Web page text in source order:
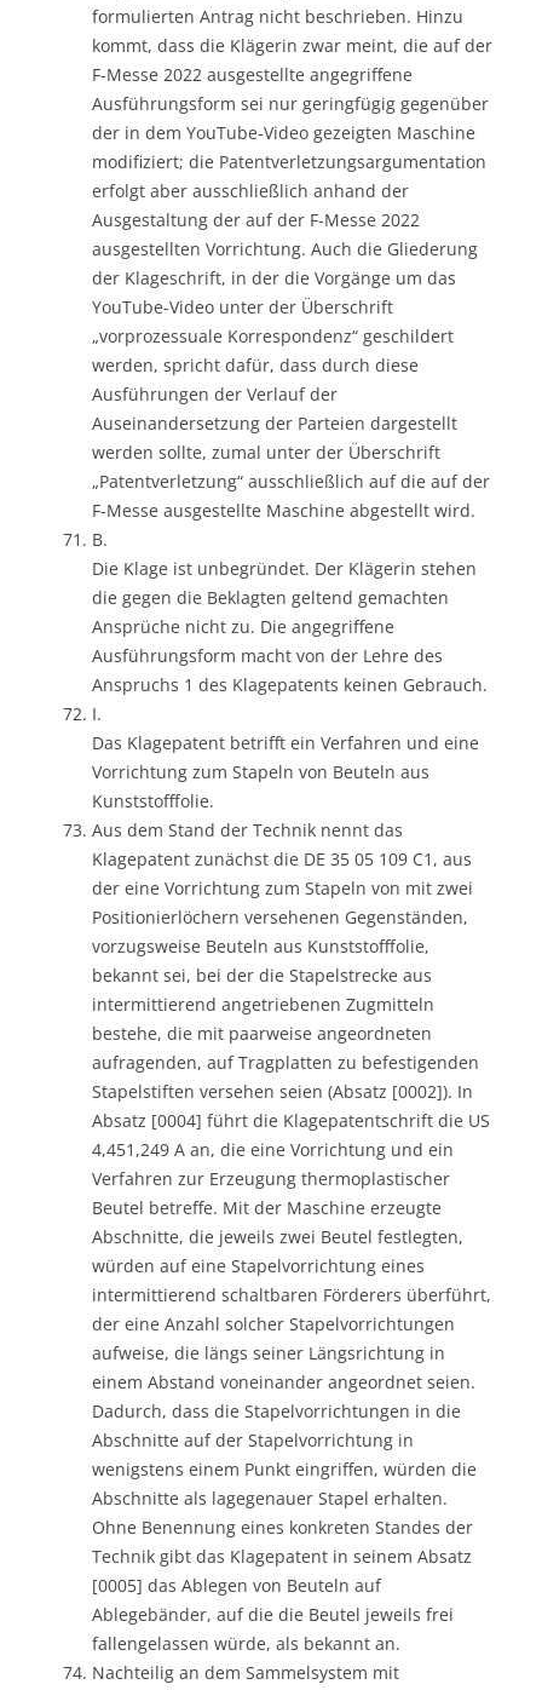
formulierten Antrag nicht beschrieben. Hinzu
kommt, dass die Klägerin zwar meint, die auf der
F-Messe 2022 ausgestellte angegriffene
Ausführungsform sei nur geringfügig gegenüber
der in dem YouTube-Video gezeigten Maschine
modifiziert; die Patentverletzungsargumentation
erfolgt aber ausschließlich anhand der
Ausgestaltung der auf der F-Messe 2022
ausgestellten Vorrichtung. Auch die Gliederung
der Klageschrift, in der die Vorgänge um das
YouTube-Video unter der Überschrift
„vorprozessuale Korrespondenz“ geschildert
werden, spricht dafür, dass durch diese
Ausführungen der Verlauf der
Auseinandersetzung der Parteien dargestellt
werden sollte, zumal unter der Überschrift
„Patentverletzung“ ausschließlich auf die auf der
F-Messe ausgestellte Maschine abgestellt wird.
B.
Die Klage ist unbegründet. Der Klägerin stehen
die gegen die Beklagten geltend gemachten
Ansprüche nicht zu. Die angegriffene
Ausführungsform macht von der Lehre des
Anspruchs 1 des Klagepatents keinen Gebrauch.
I.
Das Klagepatent betrifft ein Verfahren und eine
Vorrichtung zum Stapeln von Beuteln aus
Kunststofffolie.
Aus dem Stand der Technik nennt das
Klagepatent zunächst die DE 35 05 109 C1, aus
der eine Vorrichtung zum Stapeln von mit zwei
Positionierlöchern versehenen Gegenständen,
vorzugsweise Beuteln aus Kunststofffolie,
bekannt sei, bei der die Stapelstrecke aus
intermittierend angetriebenen Zugmitteln
bestehe, die mit paarweise angeordneten
aufragenden, auf Tragplatten zu befestigenden
Stapelstiften versehen seien (Absatz [0002]). In
Absatz [0004] führt die Klagepatentschrift die US
4,451,249 A an, die eine Vorrichtung und ein
Verfahren zur Erzeugung thermoplastischer
Beutel betreffe. Mit der Maschine erzeugte
Abschnitte, die jeweils zwei Beutel festlegten,
würden auf eine Stapelvorrichtung eines
intermittierend schaltbaren Förderers überführt,
der eine Anzahl solcher Stapelvorrichtungen
aufweise, die längs seiner Längsrichtung in
einem Abstand voneinander angeordnet seien.
Dadurch, dass die Stapelvorrichtungen in die
Abschnitte auf der Stapelvorrichtung in
wenigstens einem Punkt eingriffen, würden die
Abschnitte als lagegenauer Stapel erhalten.
Ohne Benennung eines konkreten Standes der
Technik gibt das Klagepatent in seinem Absatz
[0005] das Ablegen von Beuteln auf
Ablegebänder, auf die die Beutel jeweils frei
fallengelassen würde, als bekannt an.
Nachteilig an dem Sammelsystem mit